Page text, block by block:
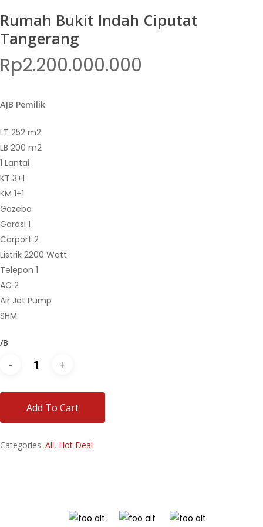
Rumah Bukit Indah Ciputat
Tangerang
Rp2.200.000.000
AJB Pemilik
LT 252 m2
LB 200 m2
1 Lantai
KT 3+1
KM 1+1
Gazebo
Garasi 1
Carport 2
Listrik 2200 Watt
Telepon 1
AC 2
Air Jet Pump
SHM
/B
Add To Cart
Categories: All, Hot Deal